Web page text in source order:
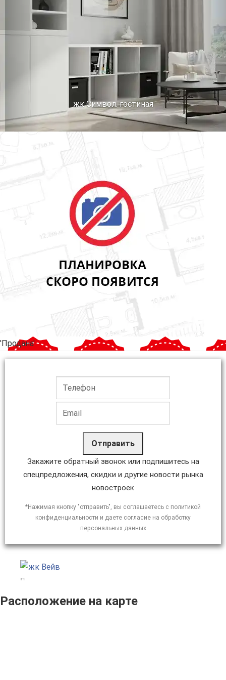
жк Символ. гостиная
'Продана'
Отправить
Закажите обратный звонок или подпишитесь на
спецпредложения, скидки и другие новости рынка
новостроек
*Нажимая кнопку "отправить", вы соглашаетесь с политикой
конфиденциальности и даете согласие на обработку
персональных данных
Расположение на карте